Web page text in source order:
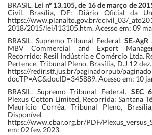
BRASIL. Lei nº 13.105, de 16 de março de
Civil. Brasília, DF: Diário Oficial da
https://www.planalto.gov.br/ccivil_03/
2018/2015/lei/l13105.htm. Acesso em: 09
BRASIL. Supremo Tribunal Federal.SE-
MBV Commercial and Export
Recorrido: Resil Indústria e Comércio Ltda.
Pertence, Tribunal Pleno, Brasília, D.J 12
https://redir.stf.jus.br/paginadorpub/
docTP=AC&docID=345889. Acesso em: 10
BRASIL. Supremo Tribunal Federal. SEC
Plexus Cotton Limited, Recorrida: Santana
Maurício Corrêa, Tribunal Pleno,
https://www.cbar.org.br/PDF/
em: 02 fev. 2023.